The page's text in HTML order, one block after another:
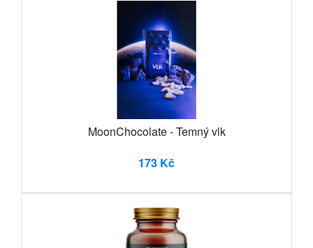
MoonChocolate - Temný vlk
173 Kč